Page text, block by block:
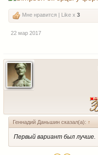
Мне нравится | Like x 3
22 мар 2017
Геннадий Даньшин сказал(а): ↑
Первый вариант был лучше.